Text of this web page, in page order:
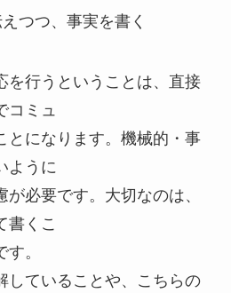
つつ、事実を書く
を行うということは、直接
コミュ
とになります。機械的・事
ように
必要です。大切なのは、
書くこ
。
していることや、こちらの